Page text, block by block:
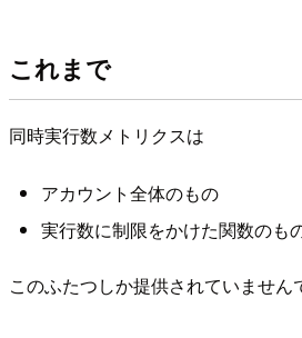
これまで
同時実行数メトリクスは
アカウント全体のもの
実行数に制限をかけた関数のも
このふたつしか提供されていません